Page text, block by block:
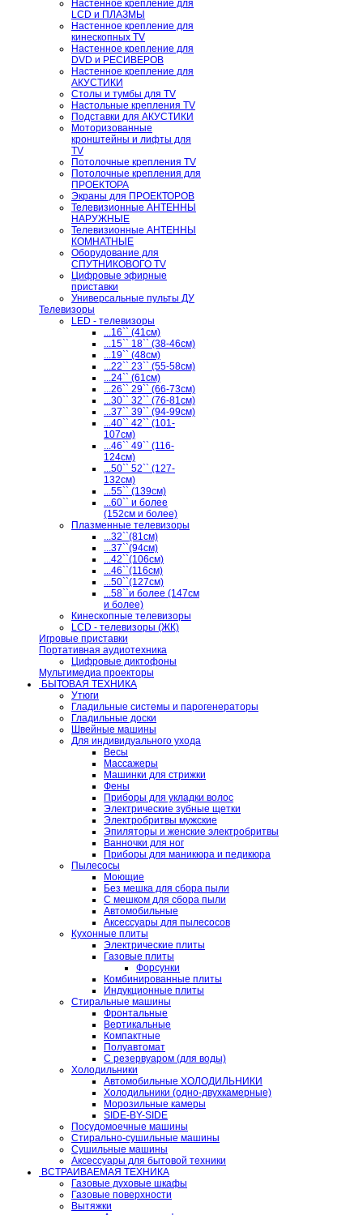
Настенное крепление для
LCD и ПЛАЗМЫ
Настенное крепление для
кинескопных TV
Настенное крепление для
DVD и РЕСИВЕРОВ
Настенное крепление для
АКУСТИКИ
Столы и тумбы для TV
Настольные крепления TV
Подставки для АКУСТИКИ
Моторизованные
кронштейны и лифты для
TV
Потолочные крепления TV
Потолочные крепления для
ПРОЕКТОРА
Экраны для ПРОЕКТОРОВ
Телевизионные АНТЕННЫ
НАРУЖНЫЕ
Телевизионные АНТЕННЫ
КОМНАТНЫЕ
Оборудование для
СПУТНИКОВОГО TV
Цифровые эфирные
приставки
Универсальные пульты ДУ
Телевизоры
LED - телевизоры
...16`` (41см)
...15`` 18`` (38-46см)
...19`` (48см)
...22`` 23`` (55-58см)
...24`` (61см)
...26`` 29`` (66-73см)
...30`` 32`` (76-81см)
...37`` 39`` (94-99см)
...40`` 42`` (101-
107см)
...46`` 49`` (116-
124см)
...50`` 52`` (127-
132см)
...55`` (139см)
...60`` и более
(152см и более)
Плазменные телевизоры
...32``(81см)
...37``(94см)
...42``(106см)
...46``(116см)
...50``(127см)
...58``и более (147см
и более)
Кинескопные телевизоры
LCD - телевизоры (ЖК)
Игровые приставки
Портативная аудиотехника
Цифровые диктофоны
Мультимедиа проекторы
БЫТОВАЯ ТЕХНИКА
Утюги
Гладильные системы и парогенераторы
Гладильные доски
Швейные машины
Для индивидуального ухода
Весы
Массажеры
Машинки для стрижки
Фены
Приборы для укладки волос
Электрические зубные щетки
Электробритвы мужские
Эпиляторы и женские электробритвы
Ванночки для ног
Приборы для маникюра и педикюра
Пылесосы
Моющие
Без мешка для сбора пыли
С мешком для сбора пыли
Автомобильные
Аксессуары для пылесосов
Кухонные плиты
Электрические плиты
Газовые плиты
Форсунки
Комбинированные плиты
Индукционные плиты
Стиральные машины
Фронтальные
Вертикальные
Компактные
Полуавтомат
С резервуаром (для воды)
Холодильники
Автомобильные ХОЛОДИЛЬНИКИ
Холодильники (одно-двухкамерные)
Морозильные камеры
SIDE-BY-SIDE
Посудомоечные машины
Стирально-сушильные машины
Сушильные машины
Аксессуары для бытовой техники
ВСТРАИВАЕМАЯ ТЕХНИКА
Газовые духовые шкафы
Газовые поверхности
Вытяжки